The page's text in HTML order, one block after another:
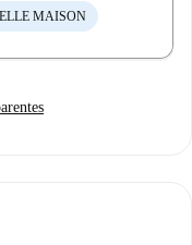
MAISON